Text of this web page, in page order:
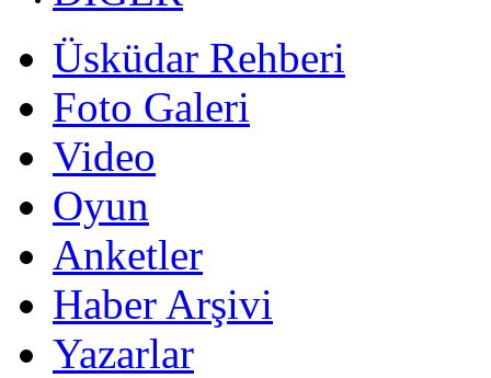
Üsküdar Rehberi
Foto Galeri
Video
Oyun
Anketler
Haber Arşivi
Yazarlar